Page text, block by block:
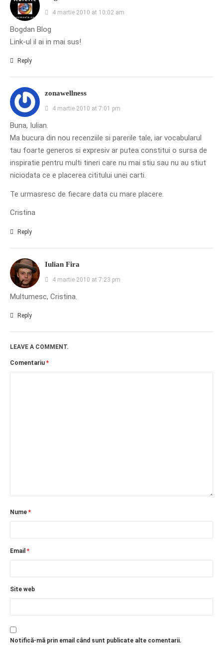
4 martie 2010 at 10:02 am
Bogdan Blog
Link-ul il ai in mai sus!
Reply
zonawellness
4 martie 2010 at 7:01 pm
Buna, Iulian.
Ma bucura din nou recenziile si parerile tale, iar vocabularul
tau foarte generos si expresiv ar putea constitui o sursa de
inspiratie pentru multi tineri care nu mai stiu sau nu au stiut
niciodata ce e placerea cititului unei carti.
Te urmasresc de fiecare data cu mare placere.
Cristina
Reply
Iulian Fira
4 martie 2010 at 7:23 pm
Multumesc, Cristina.
Reply
LEAVE A COMMENT.
Comentariu *
Nume *
Email *
Site web
Notifică-mă prin email când sunt publicate alte comentarii.